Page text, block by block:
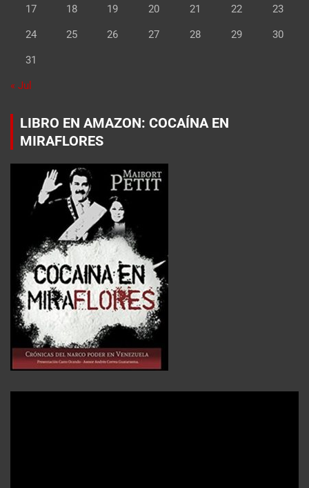
17 18 19 20 21 22 23
24 25 26 27 28 29 30
31
« Jul
LIBRO EN AMAZON: COCAÍNA EN
MIRAFLORES